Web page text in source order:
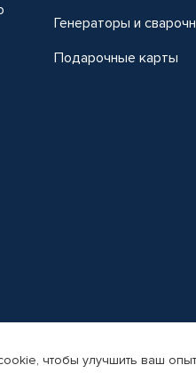
Генераторы и
Подарочные карты
защищены. Интернет-магазин
чтобы улучшить ваш